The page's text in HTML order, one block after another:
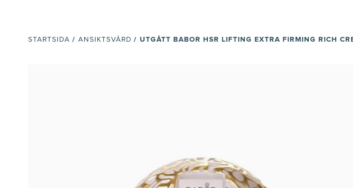
STARTSIDA / ANSIKTSVÅRD / UTGÅTT BABOR HSR LIFTING EXTRA FIRMING RICH